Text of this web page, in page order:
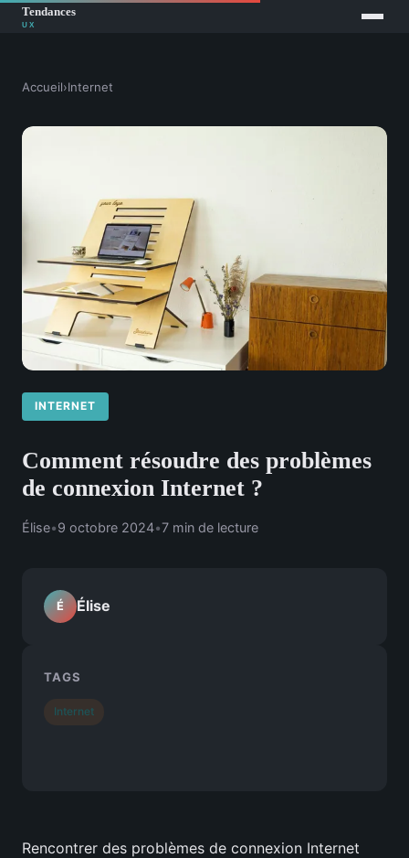
Accueil›Internet
INTERNET
Comment résoudre des problèmes
de connexion Internet ?
Élise•9 octobre 2024•7 min de lecture
Rencontrer des problèmes de connexion Internet
É Élise
TAGS
Internet